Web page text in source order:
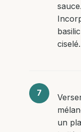
ciselé.
un